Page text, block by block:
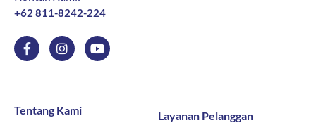
+62 811-8242-224
F
a
o
o
I
n
g
r
Y
o
Tentang Kami Layanan Pelanggan